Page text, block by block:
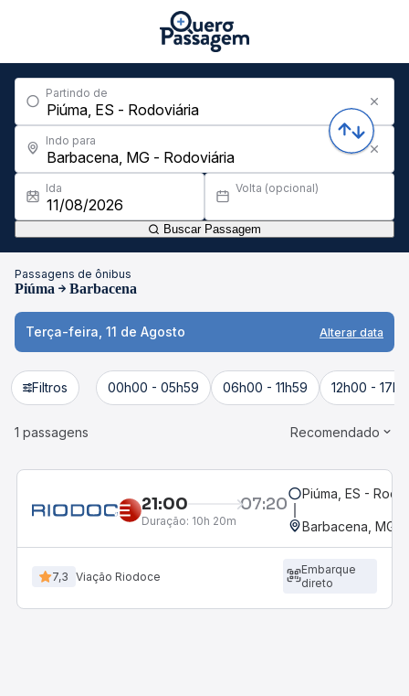
Partindo de
Indo para
Ida Volta (opcional)
Buscar Passagem
Passagens de ônibus
Piúma Barbacena
Terça-feira, 11 de Agosto Alterar data
Filtros 00h00 - 05h59 06h00 - 11h59 12h00 -
1 passagens Recomendado
21:00 07:20
Duração: 10h 20m
Piúma, ES -
Barbacena, MG -
7,3 Viação Riodoce
Embarque
direto